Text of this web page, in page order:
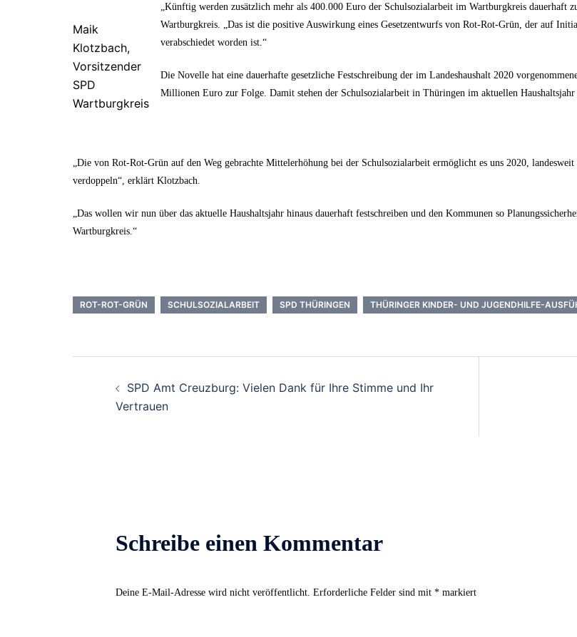
Maik
Klotzbach,
Vorsitzender
SPD
Wartburgkreis
„Künftig werden zusätzlich mehr als 400.000 Euro der Schulsozialarbeit im Wartburgkreis dauerhaft
Wartburgkreis. „Das ist die positive Auswirkung eines Gesetzentwurfs von Rot-Rot-Grün, der auf
verabschiedet worden ist.“
Die Novelle hat eine dauerhafte gesetzliche Festschreibung der im Landeshaushalt 2020
Millionen Euro zur Folge. Damit stehen der Schulsozialarbeit in Thüringen im aktuellen
„Die von Rot-Rot-Grün auf den Weg gebrachte Mittelerhöhung bei der Schulsozialarbeit ermöglicht es uns 2020,
verdoppeln“, erklärt Klotzbach.
„Das wollen wir nun über das aktuelle Haushaltsjahr hinaus dauerhaft festschreiben und den Kommunen so
Wartburgkreis.“
ROT-ROT-GRÜN SCHULSOZIALARBEIT SPD THÜRINGEN THÜRINGER KINDER- UND JUGENDHILFE-
Navigation
SPD Amt Creuzburg: Vielen Dank für Ihre Stimme und Ihr
Vertrauen
Schreibe einen Kommentar
Deine E-Mail-Adresse wird nicht veröffentlicht. Erforderliche Felder sind mit * markiert